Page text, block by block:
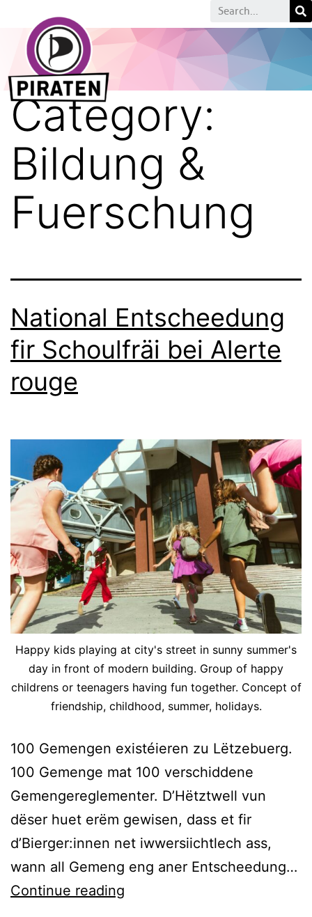
Category:
Bildung &
Fuerschung
National Entscheedung
fir Schoulfräi bei Alerte
rouge
Happy kids playing at city's street in sunny summer's
day in front of modern building. Group of happy
childrens or teenagers having fun together. Concept of
friendship, childhood, summer, holidays.
100 Gemengen existéieren zu Lëtzebuerg.
100 Gemenge mat 100 verschiddene
Gemengereglementer. D’Hëtztwell vun
dëser huet erëm gewisen, dass et fir
d’Bierger:innen net iwwersiichtlech ass,
wann all Gemeng eng aner Entscheedung…
Continue reading